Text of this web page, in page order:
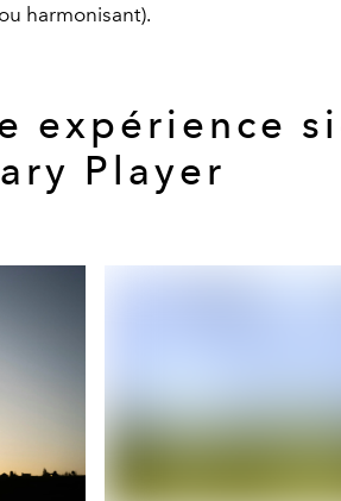
harmonisant).
expérience
Player